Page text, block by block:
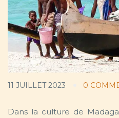
11 JUILLET 2023 0
Dans la culture de